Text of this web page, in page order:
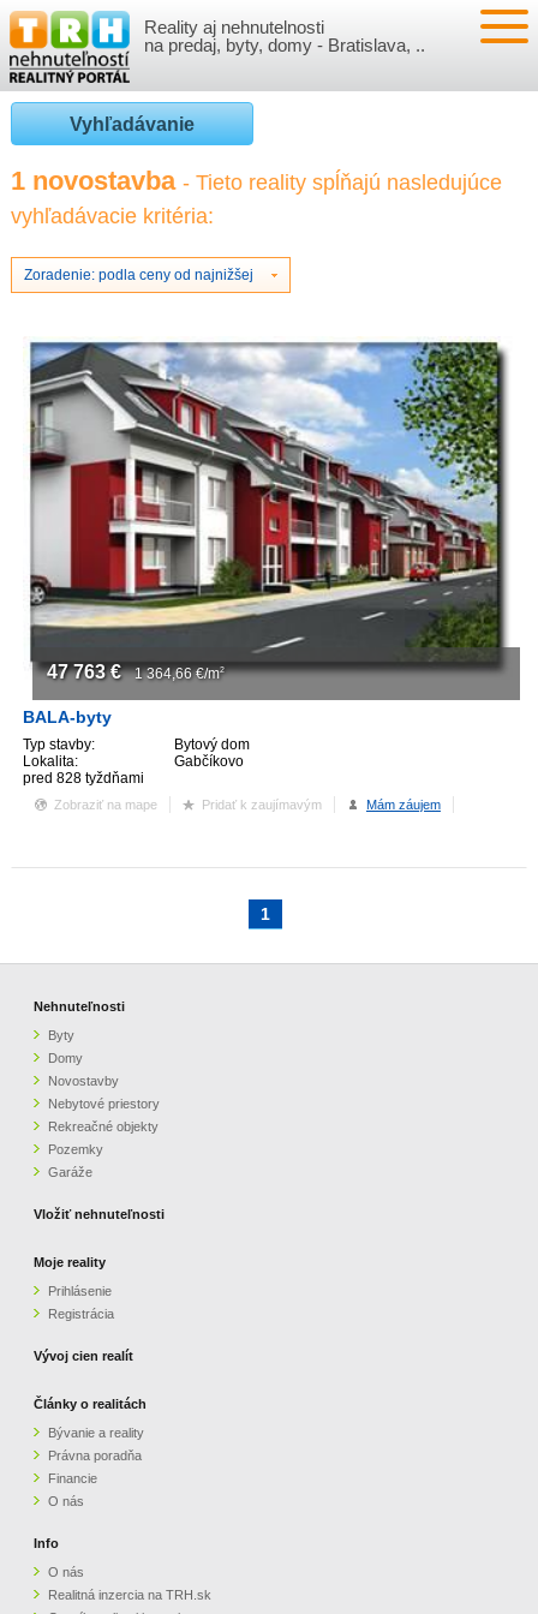
Reality aj nehnutelnosti
na predaj, byty, domy - Bratislava, ..
NEHNUTEĽNOSTI
BYTY
NOVOSTAVBY
NEBYTOVÉ PRIESTORY
POZEMKY
GARÁŽE
VLOŽIŤ NEHNUTEĽNOSTI
PRIHLÁSENIE
REGISTRÁCIA
VÝVOJ CIEN REALÍT
ČLÁNKY O REALITÁCH
PRÁVNA PORADŇA
FINANCIE
O NÁS
REALITNÁ INZERCIA NA TRH.SK
CENNÍK REALITNEJ INZERCIE
ZVÝRAZNENIE REALITNÝCH INZERÁTOV
OBCHODNÉ PODMIENKY
Vyhľadávanie
1 novostavba - Tieto reality spĺňajú nasledujúce
vyhľadávacie kritéria:
Zoradenie: podla ceny od najnižšej
BALA-byty
Typ stavby:
Bytový dom
Lokalita:
Gabčíkovo
pred 828 tyždňami
47 763 € 1 364,66 €/m2
Zobraziť na mape Pridať k zaujímavým Mám záujem
1
Nehnuteľnosti
Byty
Domy
Novostavby
Nebytové priestory
Rekreačné objekty
Pozemky
Garáže
Vložiť nehnuteľnosti
Moje reality
Prihlásenie
Registrácia
Vývoj cien realít
Články o realitách
Bývanie a reality
Právna poradňa
Financie
O nás
Info
O nás
Realitná inzercia na TRH.sk